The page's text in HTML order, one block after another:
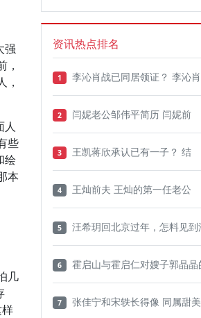
强
，
，
人
些
绘
本
几
资讯热点排名
1 李沁肖战已同居领证？ 李沁肖
2 闫妮老公邹伟平简历 闫妮前
3 王凯蒋欣承认已有一子？ 结
4 王灿前夫 王灿的第一任老公
5 汪希玥回北京过年，怎料见到
6 霍启山与霍启仁对嫂子郭晶晶
7 张佳宁和宋轶长得像 同属甜美